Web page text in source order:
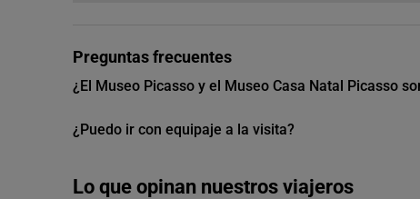
Preguntas frecuentes
¿El Museo Picasso y el Museo Casa Natal Picasso
¿Puedo ir con equipaje a la visita?
Lo que opinan nuestros viajeros